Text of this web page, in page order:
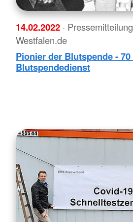
14.02.2022 ·
Westfalen.de
Pionier der Blutspende - 70
Blutspendedienst